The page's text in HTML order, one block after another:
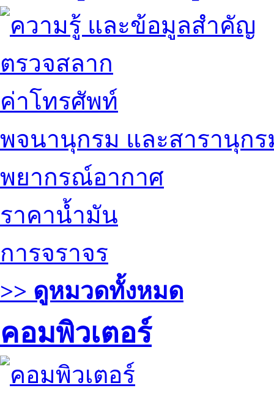
ตรวจสลาก
ค่าโทรศัพท์
พจนานุกรม และสารานุกร
พยากรณ์อากาศ
ราคาน้ำมัน
การจราจร
>> ดูหมวดทั้งหมด
คอมพิวเตอร์